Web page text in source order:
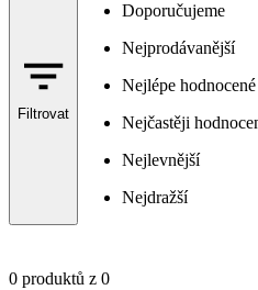
Filtrovat
Doporučujeme
Nejprodávanější
Nejlépe hodnocené
Nejčastěji
Nejlevnější
Nejdražší
0 produktů z 0